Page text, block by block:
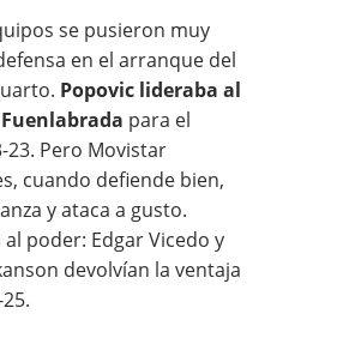
se pusieron muy
en el arranque del
Popovic lideraba al
para el
23. Pero Movistar
cuando defiende bien,
y ataca a gusto.
al poder: Edgar Vicedo y
devolvían la ventaja